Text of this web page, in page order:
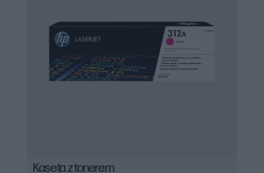
Kaseta z tonerem